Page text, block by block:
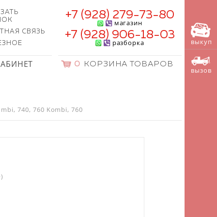
СВЯЗЬ
+7 (928) 279-73-80
магазин
+7 (928) 906-18-03
разборка
0 КОРЗИНА ТОВАРОВ
740, 760 Kombi, 760
выкуп
вызов